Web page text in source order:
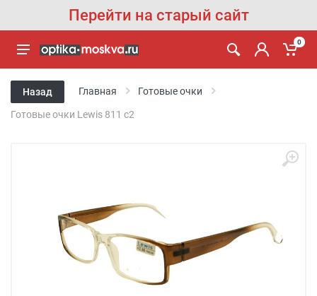
Перейти на старый сайт
0
Назад Главная Готовые очки
Готовые очки Lewis 811 c2